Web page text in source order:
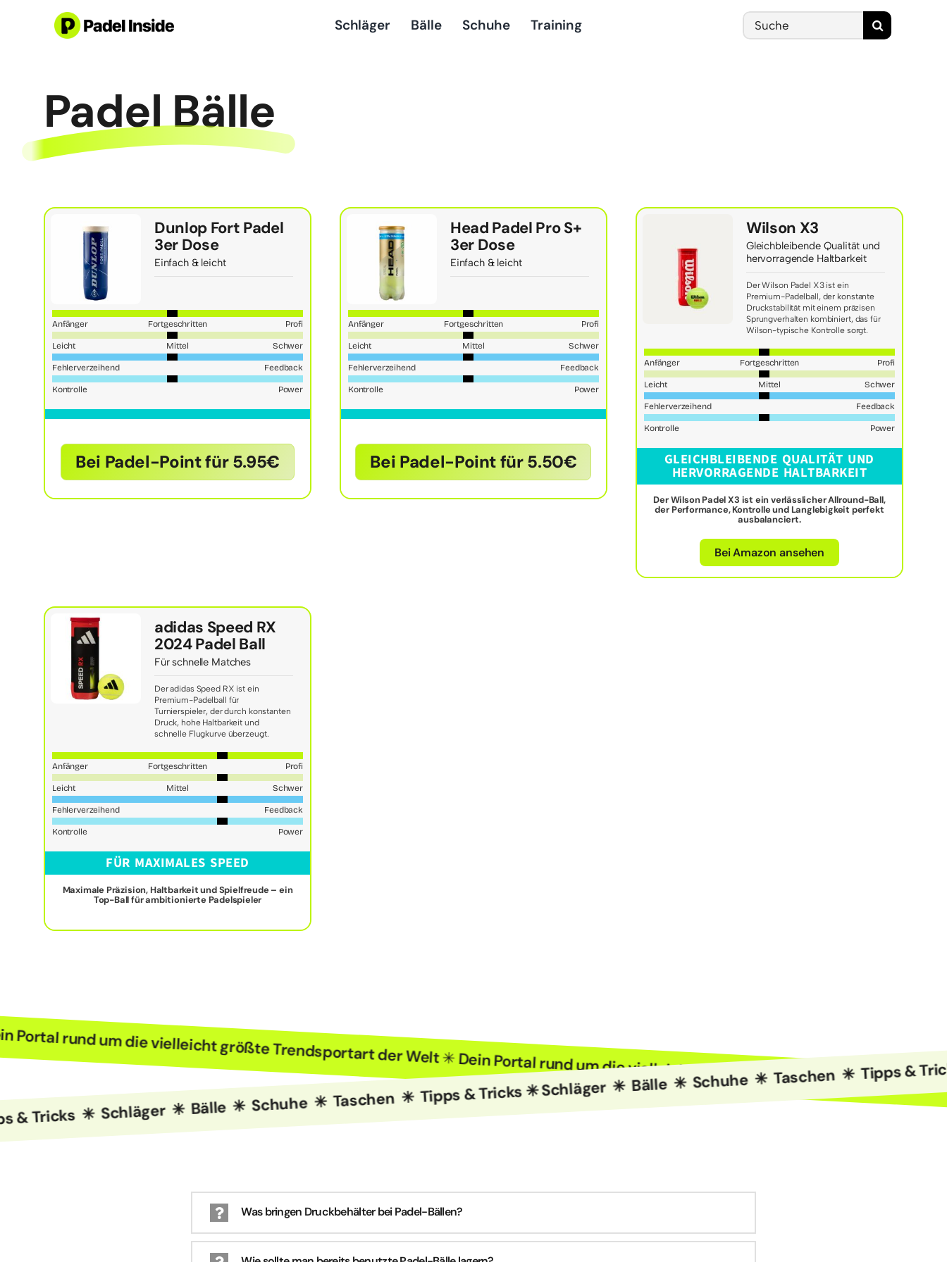
Schläger Bälle Schuhe Training
Search
for:
Padel Bälle
Dunlop Fort Padel
3er Dose
Einfach & leicht
Anfänger Fortgeschritten Profi
Leicht Mittel Schwer
Fehlerverzeihend Feedback
Kontrolle Power
Bei Padel-Point für 5.95€
Head Padel Pro S+
3er Dose
Einfach & leicht
Anfänger Fortgeschritten Profi
Leicht Mittel Schwer
Fehlerverzeihend Feedback
Kontrolle Power
Bei Padel-Point für 5.50€
Wilson X3
Gleichbleibende Qualität und
hervorragende Haltbarkeit
Der Wilson Padel X3 ist ein
Premium-Padelball, der konstante
Druckstabilität mit einem präzisen
Sprungverhalten kombiniert, das für
Wilson-typische Kontrolle sorgt.
Anfänger Fortgeschritten Profi
Leicht Mittel Schwer
Fehlerverzeihend Feedback
Kontrolle Power
GLEICHBLEIBENDE QUALITÄT UND
HERVORRAGENDE HALTBARKEIT
Der Wilson Padel X3 ist ein verlässlicher Allround-Ball,
der Performance, Kontrolle und Langlebigkeit perfekt
ausbalanciert.
Bei Amazon ansehen
adidas Speed RX
2024 Padel Ball
Für schnelle Matches
Der adidas Speed RX ist ein
Premium-Padelball für
Turnierspieler, der durch konstanten
Druck, hohe Haltbarkeit und
schnelle Flugkurve überzeugt.
Anfänger Fortgeschritten Profi
Leicht Mittel Schwer
Fehlerverzeihend Feedback
Kontrolle Power
FÜR MAXIMALES SPEED
Maximale Präzision, Haltbarkeit und Spielfreude – ein
Top-Ball für ambitionierte Padelspieler
Dein Portal rund um die vielleicht größte Trendsportart der Welt ✳ Dein Portal rund um die vielleicht größte Trendsportart der
✳ Schläger ✳ Bälle ✳ Schuhe ✳ Taschen ✳ Tipps & Tricks ✳ Schläger ✳ Bälle ✳ Schuhe ✳ Taschen ✳ Tipps &
Was bringen Druckbehälter bei Padel-Bällen?